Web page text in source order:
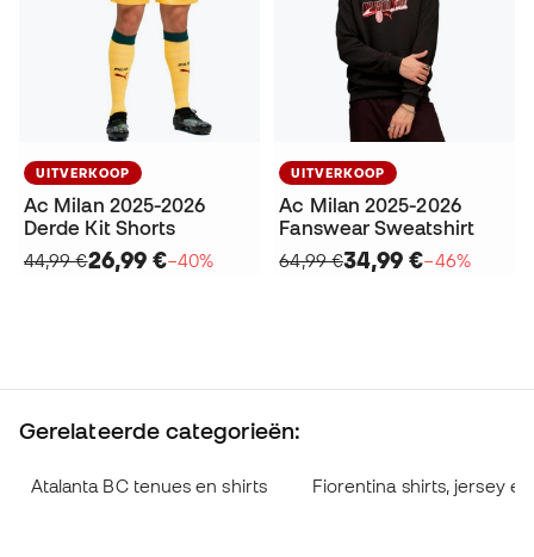
UITVERKOOP
Ac Milan 2025-2026
Derde Kit Shorts
44,99 €26,99 €−40%
UITVERKOOP
Ac Milan 2025-2026
Fanswear Sweatshirt
64,99 €34,99 €−46%
Gerelateerde categorieën:
Atalanta BC tenues en shirts Fiorentina shirts, jersey